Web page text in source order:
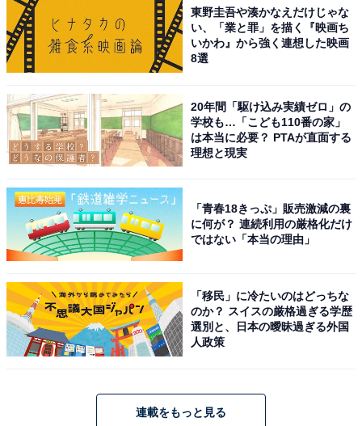
東野圭吾や湊かなえだけじゃな
い、「業と罪」を描く『映画ち
いかわ』から強く連想した映画
8選
20年間「駆け込み実績ゼロ」の
学校も…「こども110番の家」
は本当に必要？ PTAが直面する
理想と現実
「青春18きっぷ」販売激減の裏
に何が？ 連続利用の厳格化だけ
ではない「本当の理由」
「移民」に冷たいのはどっちな
のか？ スイスの厳格過ぎる学歴
選別と、日本の曖昧過ぎる外国
人政策
連載をもっと見る